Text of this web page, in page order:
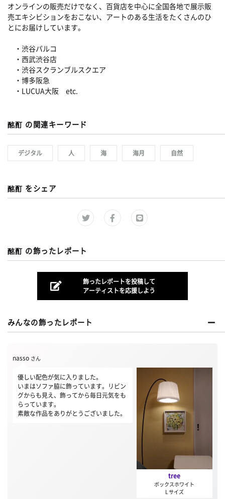
オンラインの販売だけでなく、百貨店を中心に全国各地で展示販
売エキシビションをおこない、アートのある生活をたくさんのひ
とにお届けしています。
・渋谷パルコ
・西武渋谷店
・渋谷スクランブルスクエア
・博多阪急
・LUCUA大阪 etc.
酩酊 の関連キーワード
デジタル 人 海 海月 自然
酩酊 をシェア
酩酊 の飾ったレポート
飾ったレポートを投稿して
アーティストを応援しよう
みんなの飾ったレポート
nasso さん
優しい配色が気に入りました。
いまはソファ脇に飾っています。リビン
グからも見え、飾ってから毎日元気をも
らっています。
素敵な作品をありがとうございました。
tree
ボックスホワイト
L サイズ